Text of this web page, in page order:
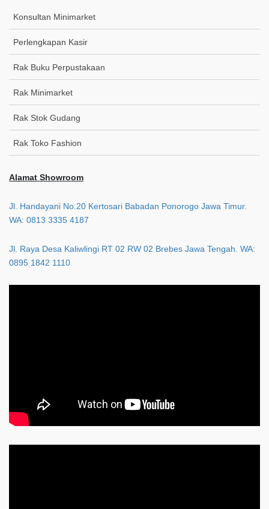
Konsultan Minimarket
Perlengkapan Kasir
Rak Buku Perpustakaan
Rak Minimarket
Rak Stok Gudang
Rak Toko Fashion
Alamat Showroom
Jl. Handayani No.20 Kertosari Babadan Ponorogo Jawa Timur.
WA: 0813 3335 4187
Jl. Raya Desa Kaliwlingi RT 02 RW 02 Brebes Jawa Tengah. WA:
0895 1842 1110